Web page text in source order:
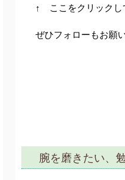
↑ ここをクリックし
ぜひフォローもお願
腕を磨きたい、